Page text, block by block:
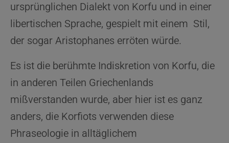
ursprünglichen Dialekt von Korfu und in einer
libertischen Sprache, gespielt mit einem Stil,
der sogar Aristophanes erröten würde.
Es ist die berühmte Indiskretion von Korfu, die
in anderen Teilen Griechenlands
mißverstanden wurde, aber hier ist es ganz
anders, die Korfiots verwenden diese
Phraseologie in alltäglichem